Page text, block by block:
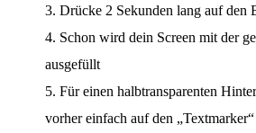
Drücke 2 Sekunden lang auf den
Schon wird dein Screen mit der
ausgefüllt
Für einen halbtransparenten
vorher einfach auf den